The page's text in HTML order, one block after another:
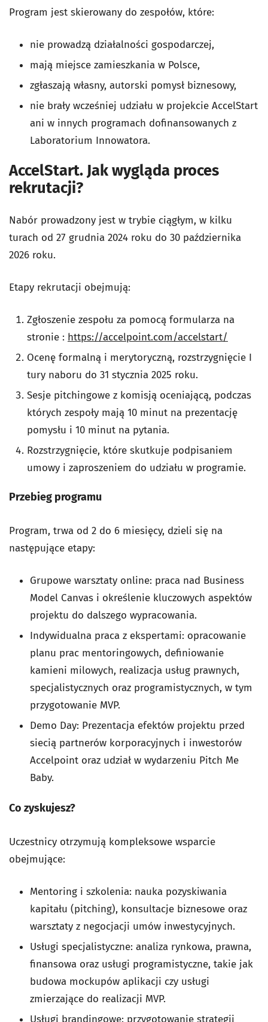
Program jest skierowany do zespołów, które:
nie prowadzą działalności gospodarczej,
mają miejsce zamieszkania w Polsce,
zgłaszają własny, autorski pomysł biznesowy,
nie brały wcześniej udziału w projekcie AccelStart
ani w innych programach dofinansowanych z
Laboratorium Innowatora.
AccelStart. Jak wygląda proces
rekrutacji?
Nabór prowadzony jest w trybie ciągłym, w kilku
turach od 27 grudnia 2024 roku do 30 października
2026 roku.
Etapy rekrutacji obejmują:
Zgłoszenie zespołu za pomocą formularza na
stronie : https://accelpoint.com/accelstart/
Ocenę formalną i merytoryczną, rozstrzygnięcie I
tury naboru do 31 stycznia 2025 roku.
Sesje pitchingowe z komisją oceniającą, podczas
których zespoły mają 10 minut na prezentację
pomysłu i 10 minut na pytania.
Rozstrzygnięcie, które skutkuje podpisaniem
umowy i zaproszeniem do udziału w programie.
Przebieg programu
Program, trwa od 2 do 6 miesięcy, dzieli się na
następujące etapy:
Grupowe warsztaty online: praca nad Business
Model Canvas i określenie kluczowych aspektów
projektu do dalszego wypracowania.
Indywidualna praca z ekspertami: opracowanie
planu prac mentoringowych, definiowanie
kamieni milowych, realizacja usług prawnych,
specjalistycznych oraz programistycznych, w tym
przygotowanie MVP.
Demo Day: Prezentacja efektów projektu przed
siecią partnerów korporacyjnych i inwestorów
Accelpoint oraz udział w wydarzeniu Pitch Me
Baby.
Co zyskujesz?
Uczestnicy otrzymują kompleksowe wsparcie
obejmujące:
Mentoring i szkolenia: nauka pozyskiwania
kapitału (pitching), konsultacje biznesowe oraz
warsztaty z negocjacji umów inwestycyjnych.
Usługi specjalistyczne: analiza rynkowa, prawna,
finansowa oraz usługi programistyczne, takie jak
budowa mockupów aplikacji czy usługi
zmierzające do realizacji MVP.
Usługi brandingowe: przygotowanie strategii